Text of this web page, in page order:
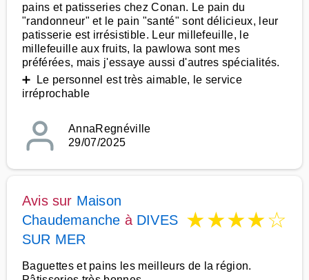
pains et patisseries chez Conan. Le pain du
"randonneur" et le pain "santé" sont délicieux, leur
patisserie est irrésistible. Leur millefeuille, le
millefeuille aux fruits, la pawlowa sont mes
préférées, mais j'essaye aussi d'autres spécialités.
➕ Le personnel est très aimable, le service
irréprochable
AnnaRegnéville
29/07/2025
Avis sur Maison
Chaudemanche à DIVES
SUR MER
★★★★☆
Baguettes et pains les meilleurs de la région.